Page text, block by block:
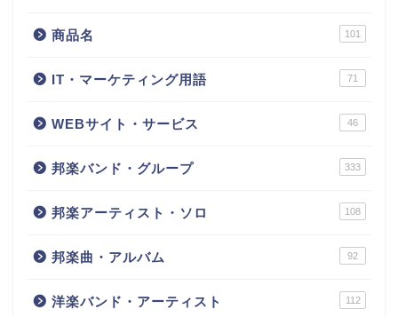
商品名 101
IT・マーケティング用語 71
WEBサイト・サービス 46
邦楽バンド・グループ 333
邦楽アーティスト・ソロ 108
邦楽曲・アルバム 92
洋楽バンド・アーティスト 112